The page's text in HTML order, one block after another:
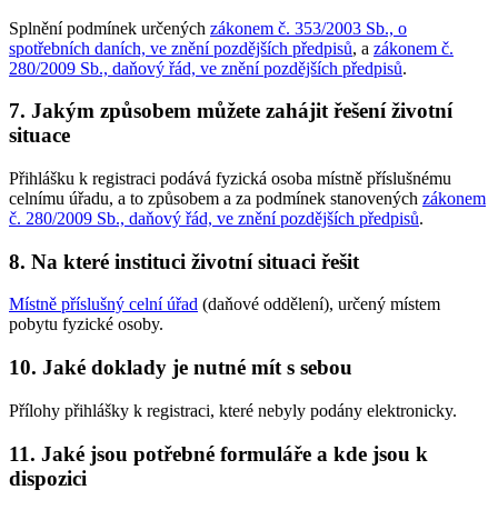
Splnění podmínek určených zákonem č. 353/2003 Sb., o
spotřebních daních, ve znění pozdějších předpisů, a zákonem č.
280/2009 Sb., daňový řád, ve znění pozdějších předpisů.
7. Jakým způsobem můžete zahájit řešení životní
situace
Přihlášku k registraci podává fyzická osoba místně příslušnému
celnímu úřadu, a to způsobem a za podmínek stanovených zákonem
č. 280/2009 Sb., daňový řád, ve znění pozdějších předpisů.
8. Na které instituci životní situaci řešit
Místně příslušný celní úřad (daňové oddělení), určený místem
pobytu fyzické osoby.
10. Jaké doklady je nutné mít s sebou
Přílohy přihlášky k registraci, které nebyly podány elektronicky.
11. Jaké jsou potřebné formuláře a kde jsou k
dispozici